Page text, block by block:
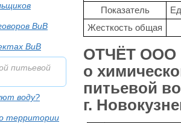
ВиВ
ВиВ
питьевой
воду?
территории
Показатель
Жесткость общая
ОТЧЁТ ООО
о
питьевой
г.